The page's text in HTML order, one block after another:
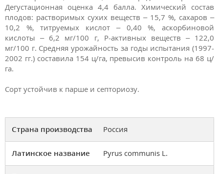
Дегустационная оценка 4,4 балла. Химический состав
плодов: растворимых сухих веществ – 15,7 %, сахаров –
10,2 %, титруемых кислот – 0,40 %, аскорбиновой
кислоты – 6,2 мг/100 г, Р-активных веществ – 122,0
мг/100 г. Средняя урожайность за годы испытания (1997-
2002 гг.) составила 154 ц/га, превысив контроль на 68 ц/
га.
Сорт устойчив к парше и септориозу.
Страна производства Россия
Латинское название Pyrus communis L.